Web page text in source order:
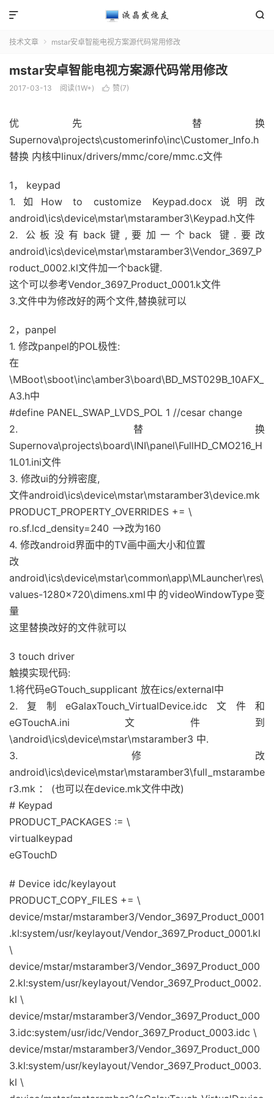


技术文章  mstar安卓智能电视方案源代码常用修改
mstar安卓智能电视方案源代码常用修改
2017-03-13 阅读(1W+)  赞(7)
优先 替换
Supernova\projects\customerinfo\inc\Customer_Info.h
替换 内核中linux/drivers/mmc/core/mmc.c文件
1， keypad
1.如How to customize Keypad.docx说明改
android\ics\device\mstar\mstaramber3\Keypad.h文件
2. 公板没有back键,要加一个back 键.要改
android\ics\device\mstar\mstaramber3\Vendor_3697_P
roduct_0002.kl文件加一个back键.
这个可以参考Vendor_3697_Product_0001.k文件
3.文件中为修改好的两个文件,替换就可以
2，panpel
1. 修改panpel的POL极性:
在
\MBoot\sboot\inc\amber3\board\BD_MST029B_10AFX_
A3.h中
#define PANEL_SWAP_LVDS_POL 1 //cesar change
2. 替换
Supernova\projects\board\INI\panel\FullHD_CMO216_H
1L01.ini文件
3. 修改ui的分辨密度,
文件android\ics\device\mstar\mstaramber3\device.mk
PRODUCT_PROPERTY_OVERRIDES += \
ro.sf.lcd_density=240 –>改为160
4. 修改android界面中的TV画中画大小和位置
改
android\ics\device\mstar\common\app\MLauncher\res\
values-1280×720\dimens.xml中的videoWindowType变
量
这里替换改好的文件就可以
3 touch driver
触摸实现代码:
1.将代码eGTouch_supplicant 放在ics/external中
2.复制eGalaxTouch_VirtualDevice.idc文件和
eGTouchA.ini文件到
\android\ics\device\mstar\mstaramber3 中.
3.修改
android\ics\device\mstar\mstaramber3\full_mstarambe
r3.mk ： (也可以在device.mk文件中改)
# Keypad
PRODUCT_PACKAGES := \
virtualkeypad
eGTouchD
# Device idc/keylayout
PRODUCT_COPY_FILES += \
device/mstar/mstaramber3/Vendor_3697_Product_0001
.kl:system/usr/keylayout/Vendor_3697_Product_0001.kl
\
device/mstar/mstaramber3/Vendor_3697_Product_000
2.kl:system/usr/keylayout/Vendor_3697_Product_0002.
kl \
device/mstar/mstaramber3/Vendor_3697_Product_000
3.idc:system/usr/idc/Vendor_3697_Product_0003.idc \
device/mstar/mstaramber3/Vendor_3697_Product_000
3.kl:system/usr/keylayout/Vendor_3697_Product_0003.
kl \